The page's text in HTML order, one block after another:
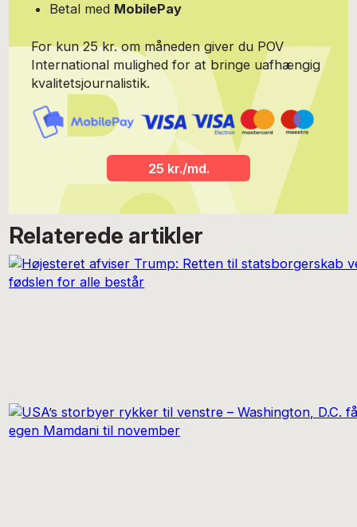
Betal med MobilePay
For kun 25 kr. om måneden giver du POV
International mulighed for at bringe uafhængig
kvalitetsjournalistik.
25 kr./md.
Relaterede artikler